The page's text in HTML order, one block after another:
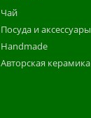
Чай
Посуда и аксессуары
Handmade
Авторская керамика